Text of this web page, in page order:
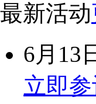
最新活动
6月13
立即